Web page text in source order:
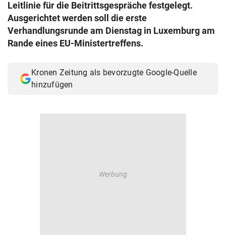
Leitlinie für die Beitrittsgespräche festgelegt.
Ausgerichtet werden soll die erste
Verhandlungsrunde am Dienstag in Luxemburg am
Rande eines EU-Ministertreffens.
Kronen Zeitung als bevorzugte Google-Quelle
hinzufügen